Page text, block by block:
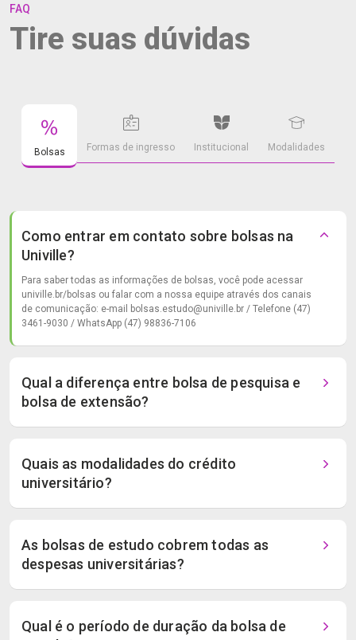
FAQ
Tire suas dúvidas
Bolsas Formas de ingresso Institucional Modalidades
Como entrar em contato sobre bolsas na
Univille?
Para saber todas as informações de bolsas, você pode acessar
univille.br/bolsas ou falar com a nossa equipe através dos canais
de comunicação: e-mail bolsas.estudo@univille.br / Telefone (47)
3461-9030 / WhatsApp (47) 98836-7106
Qual a diferença entre bolsa de pesquisa e
bolsa de extensão?
Quais as modalidades do crédito
universitário?
As bolsas de estudo cobrem todas as
despesas universitárias?
Qual é o período de duração da bolsa de